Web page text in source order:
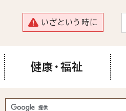
いざという時に
健康・福祉